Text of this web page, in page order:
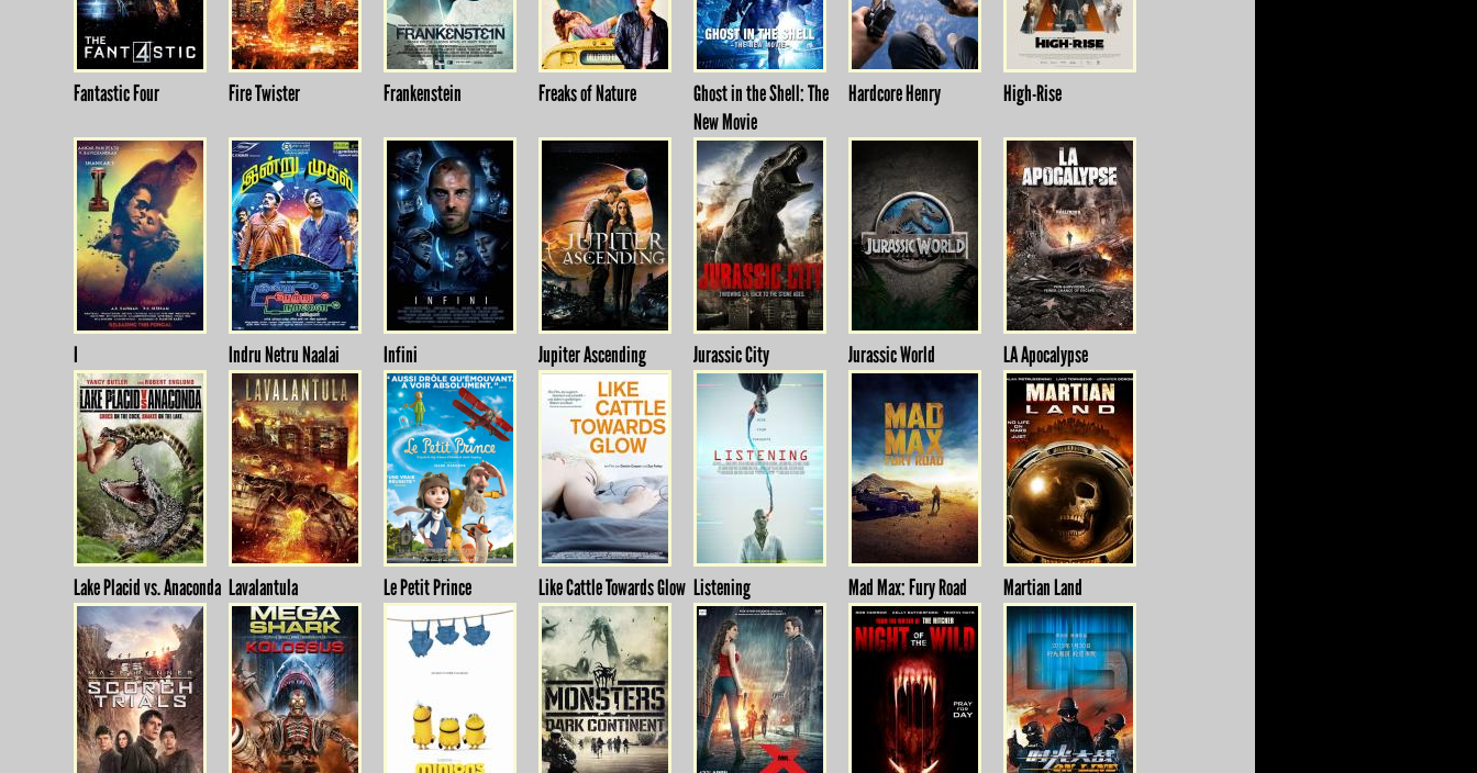
Fantastic Four Fire Twister Frankenstein Freaks of Nature
Ghost in the Shell: The
New Movie
Hardcore Henry High-Rise
I Indru Netru Naalai Infini Jupiter Ascending Jurassic City Jurassic World LA Apocalypse
Lake Placid vs. Anaconda Lavalantula Le Petit Prince Like Cattle Towards Glow Listening Mad Max: Fury Road Martian Land